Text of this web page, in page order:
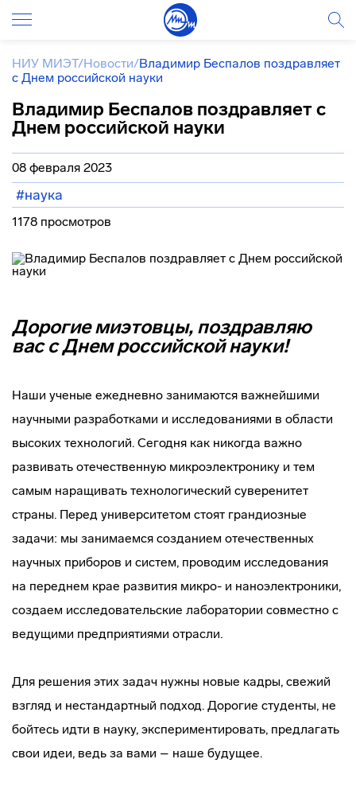
НИУ МИЭТ/Новости/Владимир Беспалов поздравляет
с Днем российской науки
Владимир Беспалов поздравляет с
Днем российской науки
08 февраля 2023
#наука
1178 просмотров
Дорогие миэтовцы, поздравляю
вас с Днем российской науки!
Наши ученые ежедневно занимаются важнейшими
научными разработками и исследованиями в области
высоких технологий. Сегодня как никогда важно
развивать отечественную микроэлектронику и тем
самым наращивать технологический суверенитет
страны. Перед университетом стоят грандиозные
задачи: мы занимаемся созданием отечественных
научных приборов и систем, проводим исследования
на переднем крае развития микро- и наноэлектроники,
создаем исследовательские лаборатории совместно с
ведущими предприятиями отрасли.
Для решения этих задач нужны новые кадры, свежий
взгляд и нестандартный подход. Дорогие студенты, не
бойтесь идти в науку, экспериментировать, предлагать
свои идеи, ведь за вами – наше будущее.